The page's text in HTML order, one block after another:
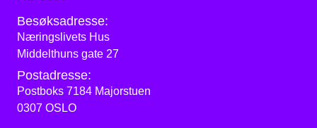
Besøksadresse:
Næringslivets Hus
Middelthuns gate 27
Postadresse:
Postboks 7184 Majorstuen
0307 OSLO